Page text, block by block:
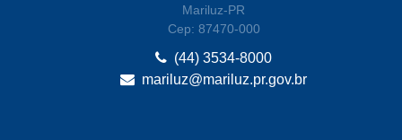
Mariluz-PR
Cep: 87470-000
(44) 3534-8000
mariluz@mariluz.pr.gov.br